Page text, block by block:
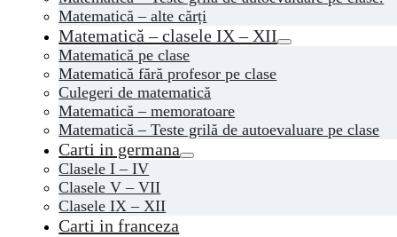
Matematică – alte cărți
Matematică – clasele IX – XII
Matematică pe clase
Matematică fără profesor pe clase
Culegeri de matematică
Matematică – memoratoare
Matematică – Teste grilă de autoevaluare pe clase
Carti in germana
Clasele I – IV
Clasele V – VII
Clasele IX – XII
Carti in franceza